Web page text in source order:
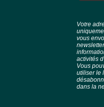
Votre
vous
activités
Vous
utiliser le
dans la